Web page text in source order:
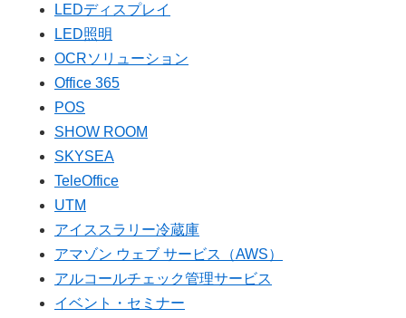
LEDディスプレイ
LED照明
OCRソリューション
Office 365
POS
SHOW ROOM
SKYSEA
TeleOffice
UTM
アイススラリー冷蔵庫
アマゾン ウェブ サービス（AWS）
アルコールチェック管理サービス
イベント・セミナー